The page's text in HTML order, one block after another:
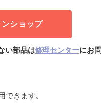
ショップ
い部品は修理センターにお問
できます。